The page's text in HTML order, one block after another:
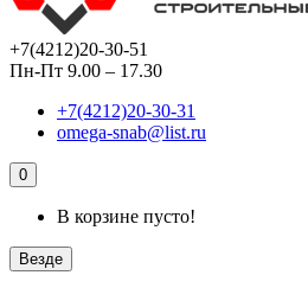
+7(4212)20-30-51
Пн-Пт 9.00 – 17.30
+7(4212)20-30-31
omega-snab@list.ru
0
В корзине пусто!
Везде